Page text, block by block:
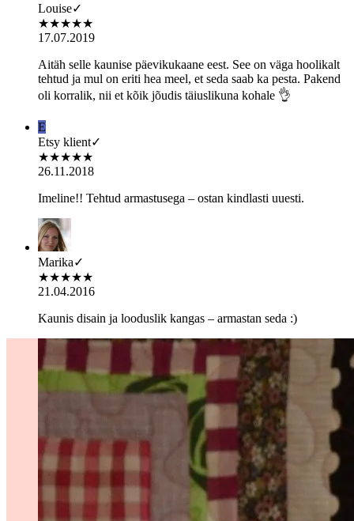
Louise✓
★★★★★
17.07.2019
Aitäh selle kaunise päevikukaane eest. See on väga hoolikalt
tehtud ja mul on eriti hea meel, et seda saab ka pesta. Pakend
oli korralik, nii et kõik jõudis täiuslikuna kohale 👌
E
Etsy klient✓
★★★★★
26.11.2018
Imeline!! Tehtud armastusega – ostan kindlasti uuesti.
Marika✓
★★★★★
21.04.2016
Kaunis disain ja looduslik kangas – armastan seda :)